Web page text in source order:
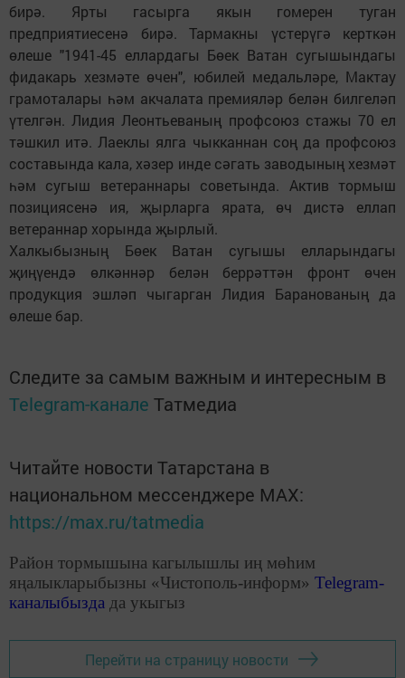
бирә. Ярты гасырга якын гомерен туган
предприятиесенә бирә. Тармакны үстерүгә керткән
өлеше "1941-45 еллардагы Бөек Ватан сугышындагы
фидакарь хезмәте өчен", юбилей медальләре, Мактау
грамоталары һәм акчалата премияләр белән билгеләп
үтелгән. Лидия Леонтьеваның профсоюз стажы 70 ел
тәшкил итә. Лаеклы ялга чыкканнан соң да профсоюз
составында кала, хәзер инде сәгать заводының хезмәт
һәм сугыш ветераннары советында. Актив тормыш
позициясенә ия, җырларга ярата, өч дистә еллап
ветераннар хорында җырлый.
Халкыбызның Бөек Ватан сугышы елларындагы
җиңүендә өлкәннәр белән беррәттән фронт өчен
продукция эшләп чыгарган Лидия Баранованың да
өлеше бар.
Следите за самым важным и интересным в
Telegram-канале Татмедиа
Читайте новости Татарстана в
национальном мессенджере MАХ:
https://max.ru/tatmedia
Район тормышына кагылышлы иң мөһим
яңалыкларыбызны «Чистополь-информ» Telegram-
каналыбызда да укыгыз
Перейти на страницу новости